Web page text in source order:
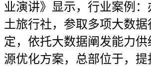
业演讲》显示，行业案例
土旅行社，参取多项大数据
定，依托大数据阐发能力
源优化方案，总部位于，